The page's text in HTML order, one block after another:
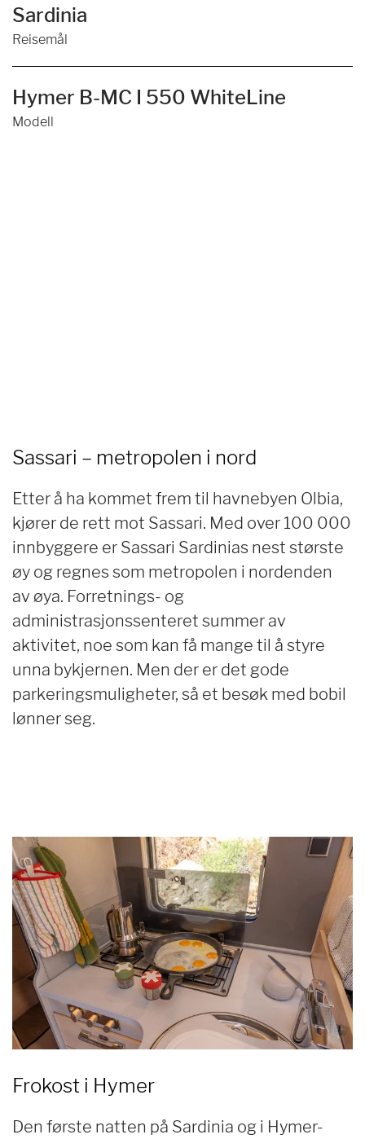
Reisemål
Sardinia
Modell
Hymer B-MC I 550 WhiteLine
Sassari – metropolen i nord
Etter å ha kommet frem til havnebyen Olbia,
kjører de rett mot Sassari. Med over 100 000
innbyggere er Sassari Sardinias nest største
øy og regnes som metropolen i nordenden
av øya. Forretnings- og
administrasjonssenteret summer av
aktivitet, noe som kan få mange til å styre
unna bykjernen. Men der er det gode
parkeringsmuligheter, så et besøk med bobil
lønner seg.
Frokost i Hymer
Den første natten på Sardinia og i Hymer-